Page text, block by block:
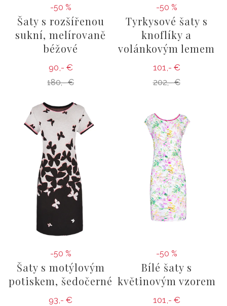
-50 %
Šaty s rozšířenou
sukní, melírovaně
béžové
90,- €
180,- €
-50 %
Tyrkysové šaty s
knoflíky a
volánkovým lemem
101,- €
202,- €
-50 %
Šaty s motýlovým
potiskem, šedočerné
93,- €
-50 %
Bílé šaty s
květinovým vzorem
101,- €